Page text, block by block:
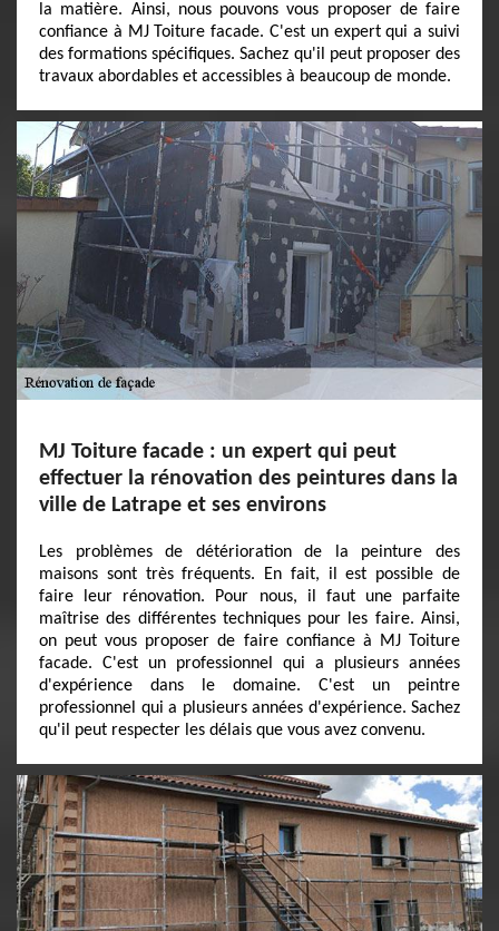
la matière. Ainsi, nous pouvons vous proposer de faire
confiance à MJ Toiture facade. C'est un expert qui a suivi
des formations spécifiques. Sachez qu'il peut proposer des
travaux abordables et accessibles à beaucoup de monde.
MJ Toiture facade : un expert qui peut
effectuer la rénovation des peintures dans la
ville de Latrape et ses environs
Les problèmes de détérioration de la peinture des
maisons sont très fréquents. En fait, il est possible de
faire leur rénovation. Pour nous, il faut une parfaite
maîtrise des différentes techniques pour les faire. Ainsi,
on peut vous proposer de faire confiance à MJ Toiture
facade. C'est un professionnel qui a plusieurs années
d'expérience dans le domaine. C'est un peintre
professionnel qui a plusieurs années d'expérience. Sachez
qu'il peut respecter les délais que vous avez convenu.